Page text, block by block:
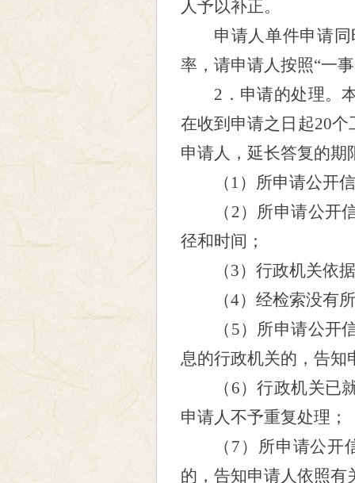
人予以补正。
申请人单件申请
率，请申请人按照“一
2 ．申请的处理。
在收到申请之日起20个
申请人，延长答复的期
（ 1）所申请公开
（ 2）所申请公开
径和时间；
（3）行政机关依
（4）经检索没有
（ 5）所申请公开
息的行政机关的，告知
（ 6）行政机关已
申请人不予重复处理；
（ 7 ）所申请公开
的，告知申请人依照有